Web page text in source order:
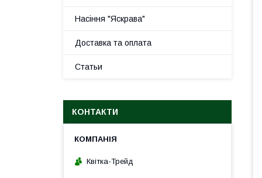
Насіння "Яскрава"
Доставка та оплата
Статьи
КОНТАКТИ
Квітка-Трейд